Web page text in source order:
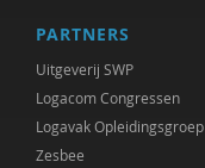
Olaf Galisch
Ingrid Groot
Iris Hartog
PARTNERS
Uitgeverij SWP
Logacom Congressen
Logavak Opleidingsgroep
Zesbee